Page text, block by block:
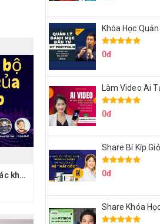
Share full combo các khóa học của Dcgroup về facebook, tiktok, shopee, nguồn hàng, vận hành hệ thống,... trên DcUni
0đ
0đ
0đ